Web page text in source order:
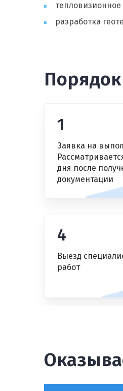
разработка
1
Заявка на
дня после
документации
4
Выезд
работ